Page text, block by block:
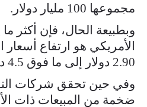
مجموعها 100 مليار دولار.
وبطبيعة الحال، فإن أكثر
الأمريكي هو ارتفاع
2.90 دولار إلى ما فوق 4.5 دولار.
وفي حين تحقق شركات
ضخمة من المبيعات ذات